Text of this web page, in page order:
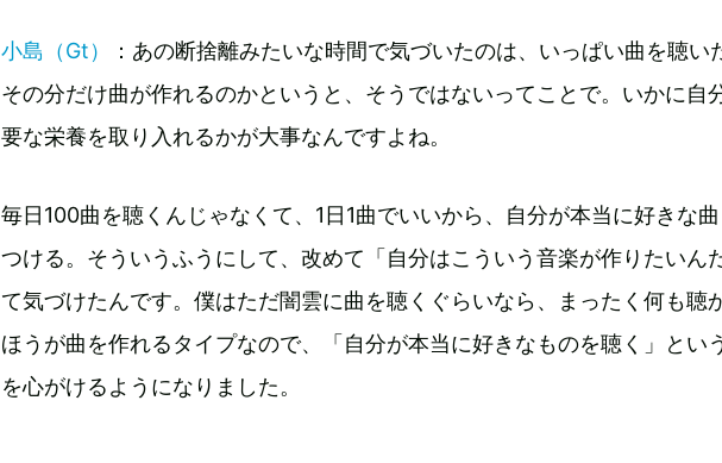
小島（Gt）
：あの断捨離みたいな時間で気づいたのは、いっぱい曲を聴い
その分だけ曲が作れるのかというと、そうではないってことで。いかに自
要な栄養を取り入れるかが大事なんですよね。
毎日100曲を聴くんじゃなくて、1日1曲でいいから、自分が本当に好きな
つける。そういうふうにして、改めて「自分はこういう音楽が作りたいん
て気づけたんです。僕はただ闇雲に曲を聴くぐらいなら、まったく何も聴
ほうが曲を作れるタイプなので、「自分が本当に好きなものを聴く」とい
を心がけるようになりました。